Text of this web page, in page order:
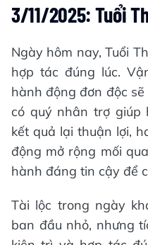
3/11/2025: Tuổi
Ngày hôm nay, Tuổi
hợp tác đúng lúc.
hành động đơn độc
có quý nhân trợ giúp
kết quả lại thuận lợi,
động mở rộng mối
hành đáng tin cậy để
Tài lộc trong ngày
ban đầu nhỏ, nhưng